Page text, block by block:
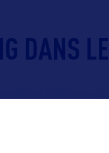
DANS